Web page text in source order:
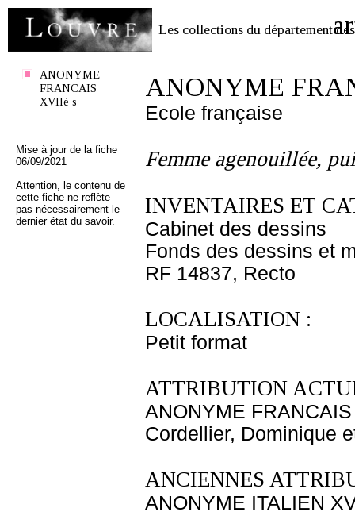
Les collections du département des
ANONYME
FRANCAIS
XVIIè s
Mise à jour de la fiche
06/09/2021
Attention, le contenu de
cette fiche ne reflète
pas nécessairement le
dernier état du savoir.
ANONYME
Ecole française
Femme agenouillée,
INVENTAIRES ET
Cabinet des dessins
Fonds des dessins et
RF 14837, Recto
LOCALISATION :
Petit format
ATTRIBUTION
ANONYME
Cordellier, Dominique
ANCIENNES
ANONYME ITALIEN